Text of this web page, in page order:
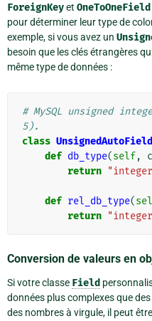
ForeignKeyet OneToOneField
pour déterminer leur type de
exemple, si vous avez un
besoin que les clés étrangères
même type de données :
# MySQL unsigned
5).
class UnsignedAutoField
def db_type(self,
return "integer
def rel_db_type(
return "integer
Conversion de valeurs en
Si votre classe Field
données plus complexes que
des nombres à virgule, il peut